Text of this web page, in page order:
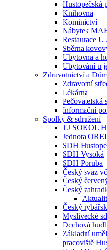
Hustopečská
Knihovna
Kominictví
Nábytek
Restaurace U
Sběrna
Ubytovna a
Ubytování u
Zdravotnictví a
Zdravotní
Lékárna
Pečovatelská
Informační
Spolky & sdružení
TJ SOKOL
Jednota
SDH
SDH Vysoká
SDH Poruba
Český svaz
Český
Český
Český
Myslivecké
Dechová
Základní
pracoviště